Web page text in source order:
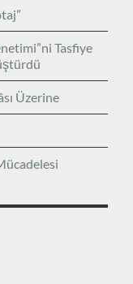
Tasfiye
Üzerine